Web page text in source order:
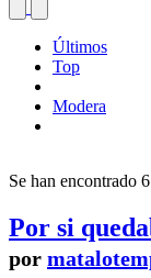
Últimos
Top
Modera
Se han encontrado
Por si
por